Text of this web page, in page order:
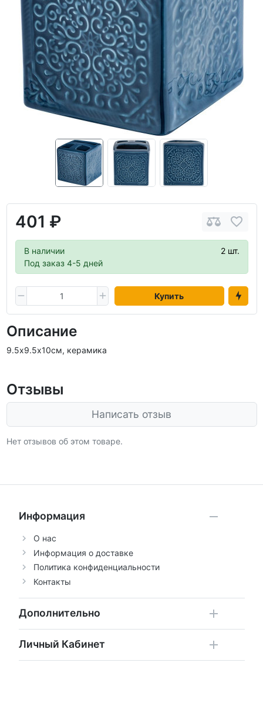
401 ₽
В наличии
2 шт.
Под заказ 4-5 дней
Купить
Описание
9.5х9.5х10см, керамика
Отзывы
Написать отзыв
Нет отзывов об этом товаре.
Информация
О нас
Информация о доставке
Политика конфиденциальности
Контакты
Дополнительно
Личный Кабинет